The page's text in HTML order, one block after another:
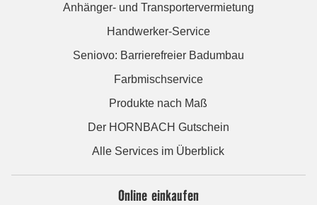
Anhänger- und Transportervermietung
Handwerker-Service
Seniovo: Barrierefreier Badumbau
Farbmischservice
Produkte nach Maß
Der HORNBACH Gutschein
Alle Services im Überblick
Online einkaufen